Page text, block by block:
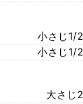
小さじ1/2
小さじ1/2
大さじ2